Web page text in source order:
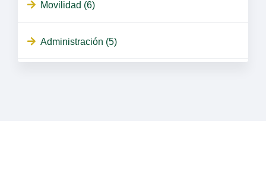
Movilidad (6)
Administración (5)